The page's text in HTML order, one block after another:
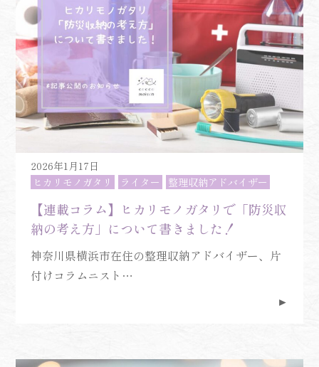
2026年1月17日
ヒカリモノガタリ
ライター 整理収納アドバイザー
【連載コラム】ヒカリモノガタリで「防災収
納の考え方」について書きました！
神奈川県横浜市在住の整理収納アドバイザー、片
付けコラムニスト…
►